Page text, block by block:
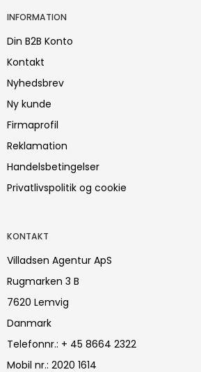
INFORMATION
Din B2B Konto
Kontakt
Nyhedsbrev
Ny kunde
Firmaprofil
Reklamation
Handelsbetingelser
Privatlivspolitik og cookie
KONTAKT
Villadsen Agentur ApS
Rugmarken 3 B
7620 Lemvig
Danmark
Telefonnr.: + 45 8664 2322
Mobil nr.: 2020 1614